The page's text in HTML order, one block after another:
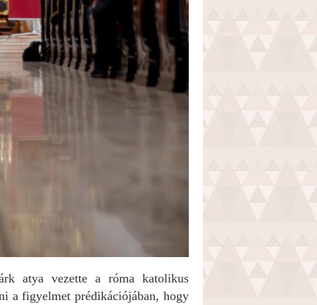
atya vezette a róma katolikus
a figyelmet prédikációjában, hogy